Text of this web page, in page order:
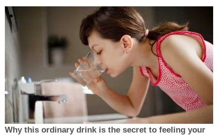
Why this ordinary drink is the secret to feeling your